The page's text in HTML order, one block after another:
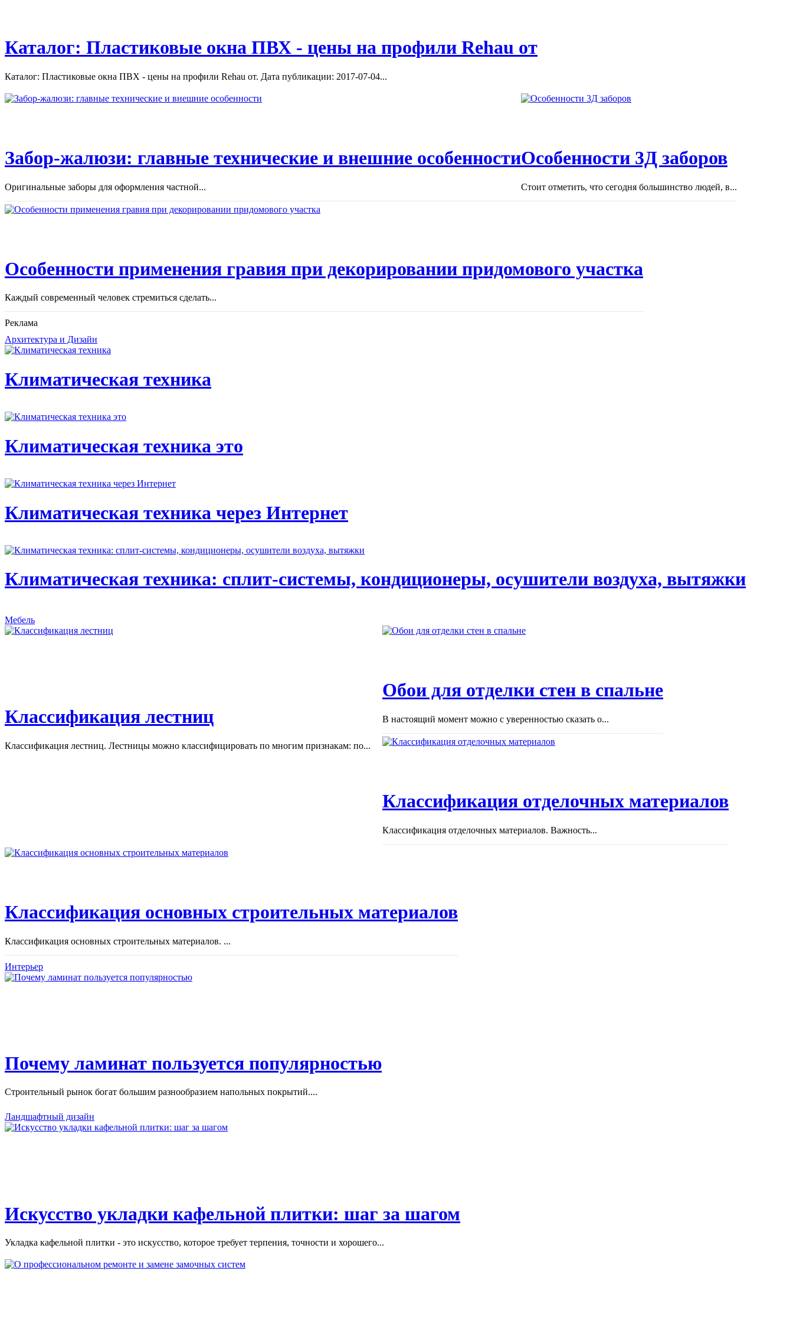
Каталог: Пластиковые окна ПВХ - цены на профили Rehau от
Каталог: Пластиковые окна ПВХ - цены на профили Rehau от. Дата публикации: 2017-07-04...
Забор-жалюзи: главные технические и внешние особенности
Оригинальные заборы для оформления частной...
Особенности 3Д заборов
Стоит отметить, что сегодня большинство людей, в...
Особенности применения гравия при декорировании придомового участка
Каждый современный человек стремиться сделать...
Реклама
Архитектура и Дизайн
Климатическая техника
Климатическая техника это
Климатическая техника через Интернет
Климатическая техника: сплит-системы, кондиционеры, осушители воздуха, вытяжки
Мебель
Классификация лестниц
Классификация лестниц. Лестницы можно классифицировать по многим признакам: по...
Обои для отделки стен в спальне
В настоящий момент можно с уверенностью сказать о...
Классификация отделочных материалов
Классификация отделочных материалов. Важность...
Классификация основных строительных материалов
Классификация основных строительных материалов. ...
Интерьер
Почему ламинат пользуется популярностью
Строительный рынок богат большим разнообразием напольных покрытий....
Ландшафтный дизайн
Искусство укладки кафельной плитки: шаг за шагом
Укладка кафельной плитки - это искусство, которое требует терпения, точности и хорошего...